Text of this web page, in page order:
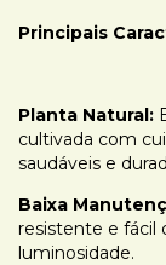
Principais
Planta Natural:
cultivada com
saudáveis e
Baixa
resistente e fácil
luminosidade.